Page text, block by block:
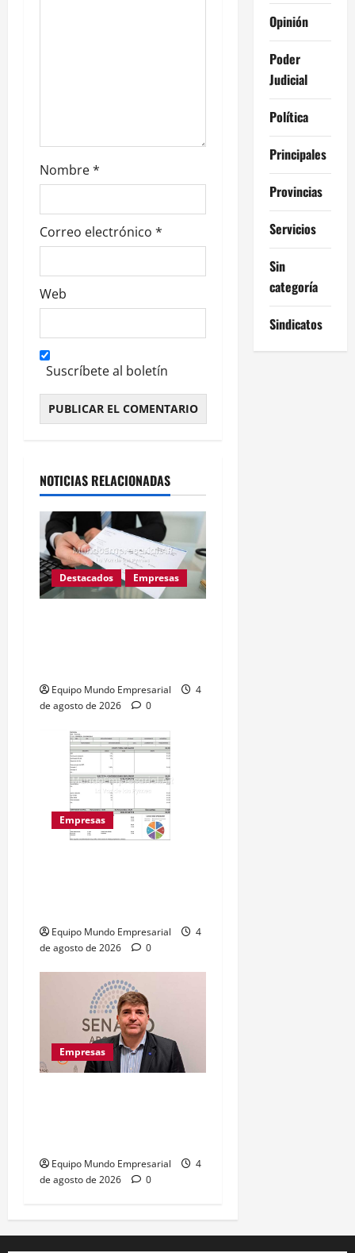
d
a
s
Nombre*
Correo electrónico *
Web
Suscríbete al boletín
NOTICIAS RELACIONADAS
Destacados Empresas
Equipo Mundo Empresarial
4
de agosto de 2026
0
Empresas
Equipo Mundo Empresarial
4
de agosto de 2026
0
Empresas
Equipo Mundo Empresarial
4
de agosto de 2026
0
Opinión
Poder
Judicial
Política
Principales
Provincias
Servicios
Sin
categoría
Sindicatos